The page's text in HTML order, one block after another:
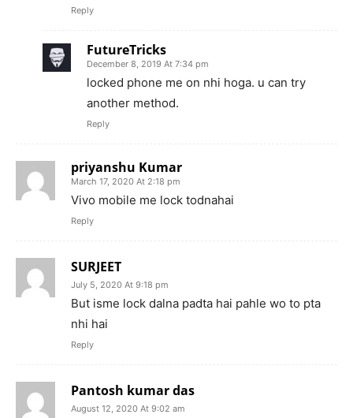
Reply
FutureTricks
December 8, 2019 At 7:34 pm
locked phone me on nhi hoga. u can try
another method.
Reply
priyanshu Kumar
March 17, 2020 At 2:18 pm
Vivo mobile me lock todnahai
Reply
SURJEET
July 5, 2020 At 9:18 pm
But isme lock dalna padta hai pahle wo to pta
nhi hai
Reply
Pantosh kumar das
August 12, 2020 At 9:02 am